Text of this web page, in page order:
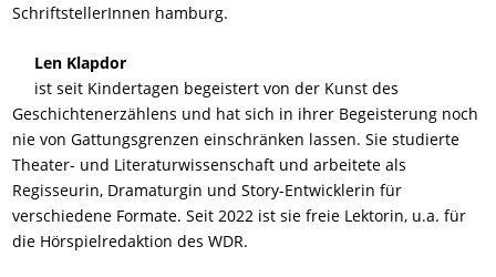
SchriftstellerInnen hamburg.
Len Klapdor
ist seit Kindertagen begeistert von der Kunst des
Geschichtenerzählens und hat sich in ihrer Begeisterung noch
nie von Gattungsgrenzen einschränken lassen. Sie studierte
Theater- und Literaturwissenschaft und arbeitete als
Regisseurin, Dramaturgin und Story-Entwicklerin für
verschiedene Formate. Seit 2022 ist sie freie Lektorin, u.a. für
die Hörspielredaktion des WDR.